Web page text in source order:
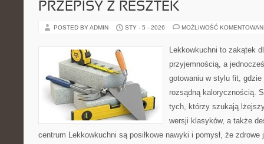
PRZEPISY Z RESZTEK
POSTED BY ADMIN STY - 5 - 2026 MOŻLIWOŚĆ
Lekkowkuchni to zakątek
przyjemnością, a
gotowaniu w stylu fit, gdzie
rozsądną kalorycznością.
tych, którzy szukają
wersji klasyków, a także
centrum Lekkowkuchni są posiłkowe nawyki i pomysł, że